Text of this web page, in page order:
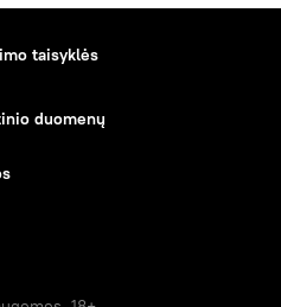
taisyklės
duomenų